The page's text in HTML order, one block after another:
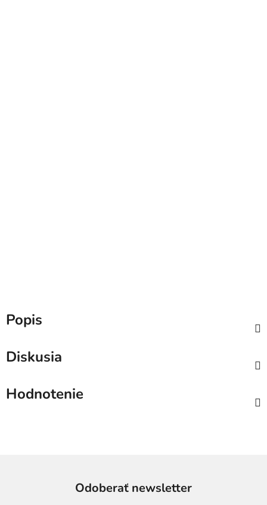
Popis
Diskusia
Hodnotenie
Odoberať newsletter